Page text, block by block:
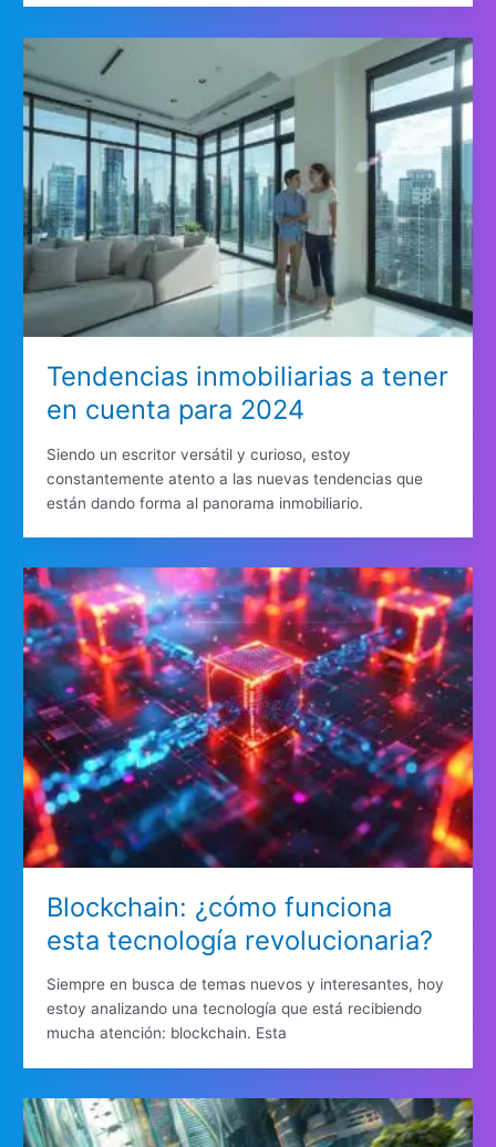
Tendencias inmobiliarias a tener
en cuenta para 2024
Siendo un escritor versátil y curioso, estoy
constantemente atento a las nuevas tendencias que
están dando forma al panorama inmobiliario.
Blockchain: ¿cómo funciona
esta tecnología revolucionaria?
Siempre en busca de temas nuevos y interesantes, hoy
estoy analizando una tecnología que está recibiendo
mucha atención: blockchain. Esta